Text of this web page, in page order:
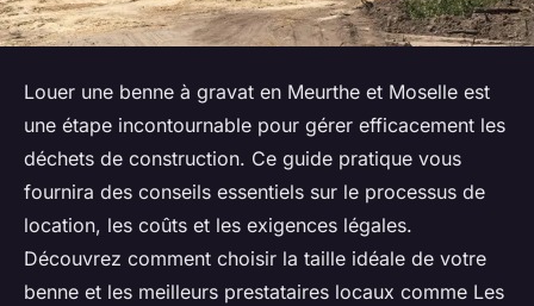
Louer une benne à gravat en Meurthe et Moselle est
une étape incontournable pour gérer efficacement les
déchets de construction. Ce guide pratique vous
fournira des conseils essentiels sur le processus de
location, les coûts et les exigences légales.
Découvrez comment choisir la taille idéale de votre
benne et les meilleurs prestataires locaux comme Les